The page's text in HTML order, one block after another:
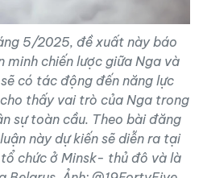
5/2025, đề xuất này báo
minh chiến lược giữa Nga và
có tác động đến năng lực
thấy vai trò của Nga trong
sự toàn cầu. Theo bài đăng
này dự kiến ​​sẽ diễn ra tại
chức ở Minsk- thủ đô và là